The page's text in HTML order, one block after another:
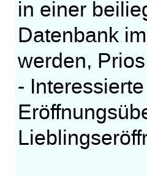
in einer
Datenbank
werden,
-